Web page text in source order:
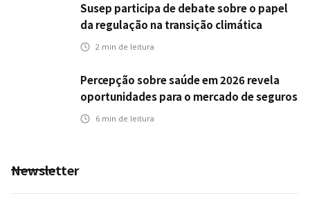
Susep participa de debate sobre o papel
da regulação na transição climática
2 min de leitura
Percepção sobre saúde em 2026 revela
oportunidades para o mercado de seguros
ampliar cobertura e prevenção
6 min de leitura
Newsletter